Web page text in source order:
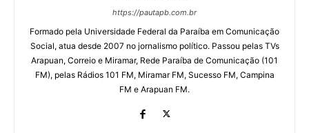
https://pautapb.com.br
Formado pela Universidade Federal da Paraíba em Comunicação
Social, atua desde 2007 no jornalismo político. Passou pelas TVs
Arapuan, Correio e Miramar, Rede Paraíba de Comunicação (101
FM), pelas Rádios 101 FM, Miramar FM, Sucesso FM, Campina
FM e Arapuan FM.